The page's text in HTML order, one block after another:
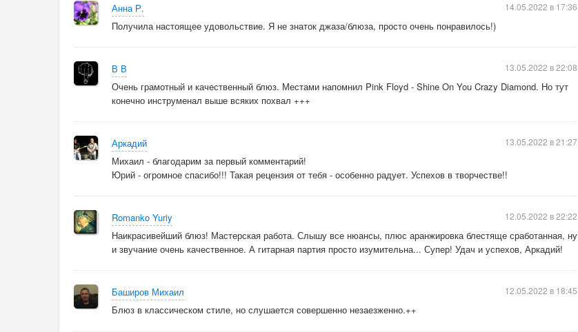
Анна Р.
Получила настоящее удовольствие. Я не знаток джаза/блюза, просто очень понравилось!)
14.05.2022 в 17:36
В В
Очень грамотный и качественный блюз. Местами напомнил Pink Floyd - Shine On You Crazy Diamond. Но тут
конечно инструменал выше всяких похвал +++
13.05.2022 в 22:08
Аркадий
Михаил - благодарим за первый комментарий!
Юрий - огромное спасибо!!! Такая рецензия от тебя - особенно радует. Успехов в творчестве!!
13.05.2022 в 21:27
Romanko Yuriy
Наикрасивейший блюз! Мастерская работа. Слышу все нюансы, плюс аранжировка блестяще сработанная, ну
и звучание очень качественное. А гитарная партия просто изумительна... Супер! Удач и успехов, Аркадий!
12.05.2022 в 22:22
Баширов Михаил
Блюз в классическом стиле, но слушается совершенно незаезженно.++
12.05.2022 в 18:45